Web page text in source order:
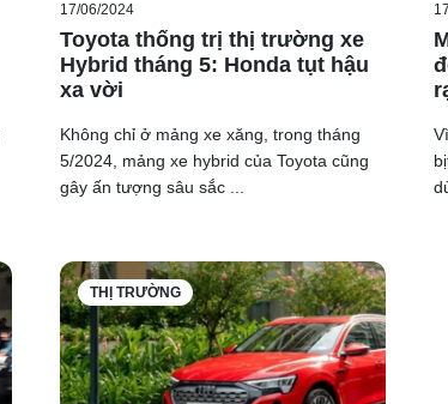
17/06/2024
Toyota thống trị thị trường xe
Hybrid tháng 5: Honda tụt hậu
xa vời
Không chỉ ở mảng xe xăng, trong tháng
5/2024, mảng xe hybrid của Toyota cũng
gây ấn tượng sâu sắc ...
THỊ TRƯỜNG